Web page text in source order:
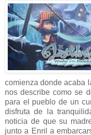
comienza donde acaba
nos describe como se
para el pueblo de un
disfruta de la
noticia de que su
junto a Enril a